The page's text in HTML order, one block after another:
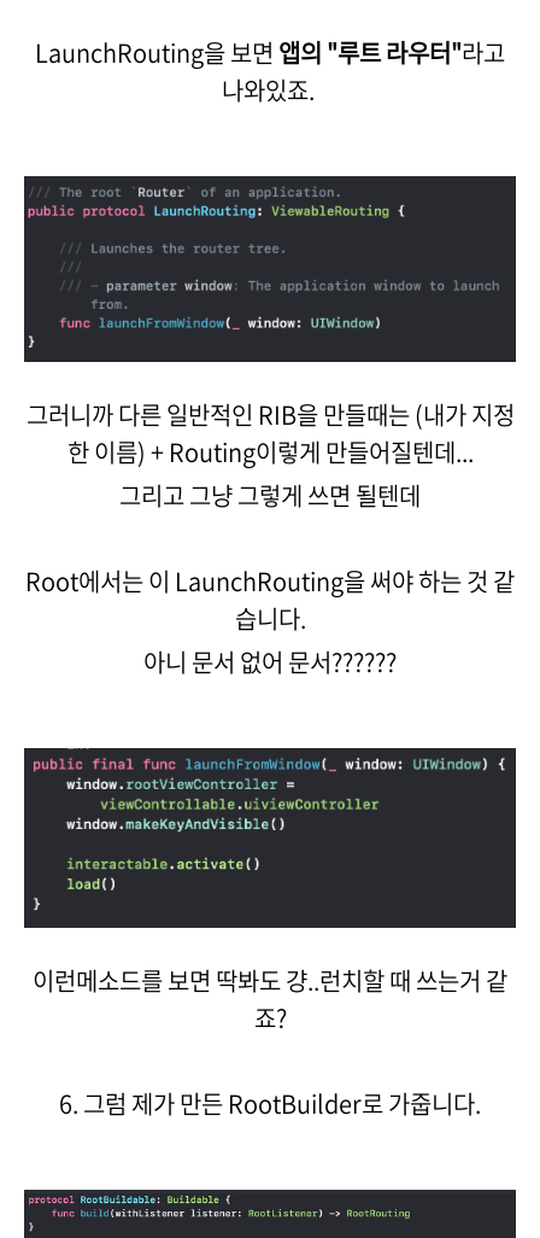
LaunchRouting을 보면 앱의 "루트 라우터"라고
나와있죠.
그러니까 다른 일반적인 RIB을 만들때는 (내가 지정
한 이름) + Routing이렇게 만들어질텐데...
그리고 그냥 그렇게 쓰면 될텐데
Root에서는 이 LaunchRouting을 써야 하는 것 같
습니다.
아니 문서 없어 문서??????
이런메소드를 보면 딱봐도 걍..런치할 때 쓰는거 같
죠?
6. 그럼 제가 만든 RootBuilder로 가줍니다.